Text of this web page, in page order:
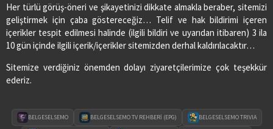
Her türlü görüş-öneri ve şikayetinizi dikkate almakla beraber, sitemizi
geliştirmek için çaba göstereceğiz… Telif ve hak bildirimi içeren
içerikler tespit edilmesi halinde (ilgili bildiri ve uyarıdan itibaren) 3 ila
10 gün içinde ilgili içerik/içerikler sitemizden derhal kaldırılacaktır…
Sitemize verdiğiniz önemden dolayı ziyaretçilerimize çok teşekkür
ederiz.
BELGESELSEMO BELGESELSEMO TV REHBERİ (EPG) BELGESELSEMO TRIVIA